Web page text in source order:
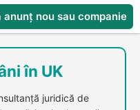
anunț nou sau companie
CompaniesS
în UK
juridică de